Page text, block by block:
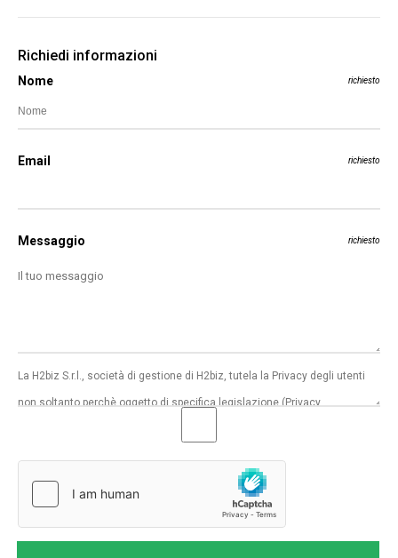
Richiedi informazioni
Nome richiesto
Email richiesto
Messaggio richiesto